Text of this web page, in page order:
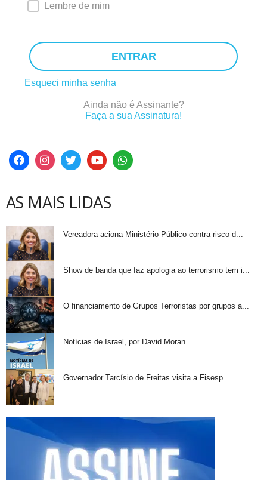
Lembre de mim
ENTRAR
Esqueci minha senha
Ainda não é Assinante?
Faça a sua Assinatura!
AS MAIS LIDAS
Vereadora aciona Ministério Público contra risco d...
Show de banda que faz apologia ao terrorismo tem i...
O financiamento de Grupos Terroristas por grupos a...
Notícias de Israel, por David Moran
Governador Tarcísio de Freitas visita a Fisesp